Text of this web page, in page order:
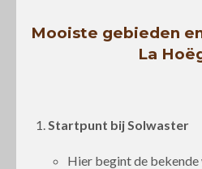
Mooiste gebieden
La
Startpunt bij Solwaster
Hier begint de